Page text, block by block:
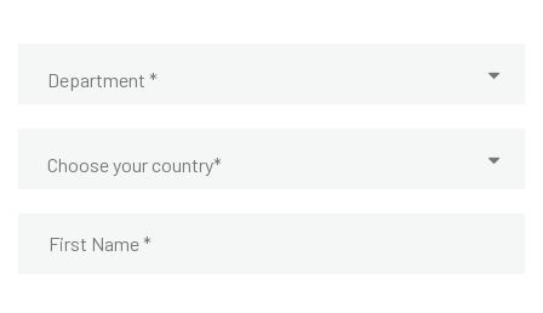
Department *
Choose your country*